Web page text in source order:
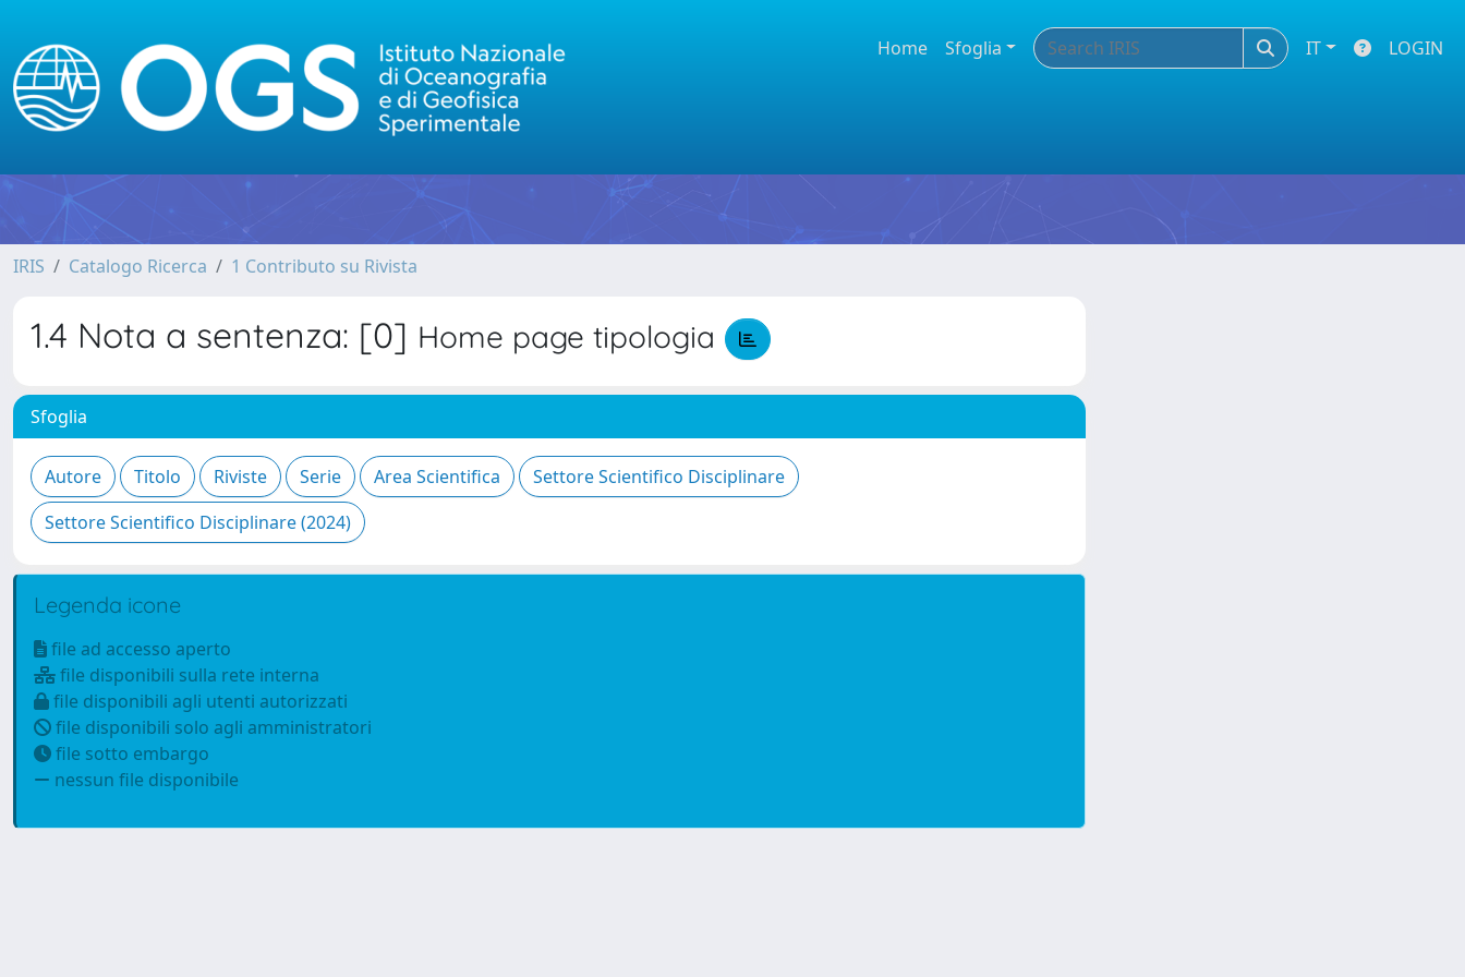
Home Sfoglia IT LOGIN
IRIS Catalogo Ricerca 1 Contributo su Rivista
1.4 Nota a sentenza: [0] Home page tipologia
Sfoglia
Legenda icone
file ad accesso aperto
file disponibili sulla rete interna
file disponibili agli utenti autorizzati
file disponibili solo agli amministratori
file sotto embargo
nessun file disponibile